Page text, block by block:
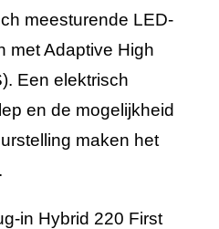
meesturende LED-
met Adaptive High
Een elektrisch
en de mogelijkheid
maken het
in Hybrid 220 First